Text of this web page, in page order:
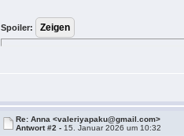
Spoiler:
Re: Anna <valeriyapaku@gmail.com>
Antwort #2 - 15. Januar 2026 um 10:32